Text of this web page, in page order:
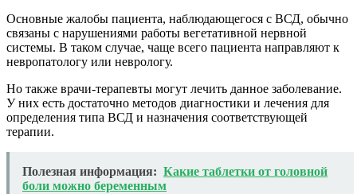
Основные жалобы пациента, наблюдающегося с ВСД, обычно
связаны с нарушениями работы вегетативной нервной
системы. В таком случае, чаще всего пациента направляют к
невропатологу или неврологу.
Но также врачи-терапевты могут лечить данное заболевание.
У них есть достаточно методов диагностики и лечения для
определения типа ВСД и назначения соответствующей
терапии.
Полезная информация: Какие таблетки от головной
боли можно беременным